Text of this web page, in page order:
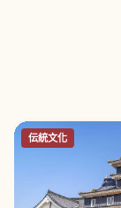
伝統文化